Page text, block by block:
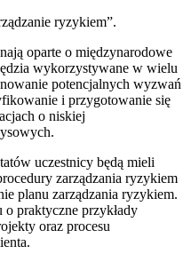
ryzykiem”.
oparte o międzynarodowe
wykorzystywane w wielu
potencjalnych wyzwań
i przygotowanie się
o niskiej
uczestnicy będą mieli
zarządzania ryzykiem
planu zarządzania ryzykiem.
o praktyczne przykłady
oraz procesu